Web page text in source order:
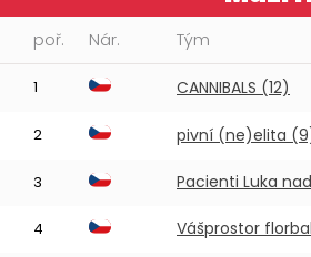
poř. Nár. Tým
1 CANNIBALS (12)
2 pivní (ne)elita
3 Pacienti Luka
4 Vášprostor